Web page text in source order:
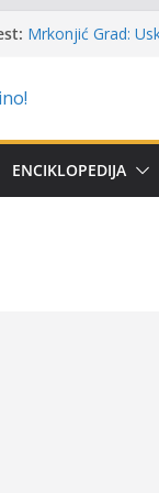
Mrkonjić Grad:
osvojili prelazni
Masovni pomor
ENCIKLOPEDIJA